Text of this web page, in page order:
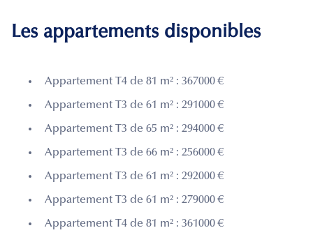
Les appartements disponibles
Appartement T4 de 81 m² : 367000 €
Appartement T3 de 61 m² : 291000 €
Appartement T3 de 65 m² : 294000 €
Appartement T3 de 66 m² : 256000 €
Appartement T3 de 61 m² : 292000 €
Appartement T3 de 61 m² : 279000 €
Appartement T4 de 81 m² : 361000 €